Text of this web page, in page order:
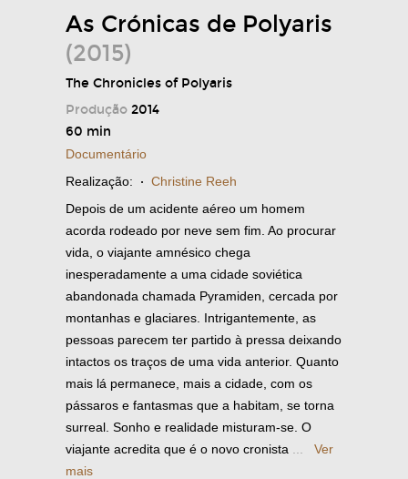
As Crónicas de Polyaris
(2015)
The Chronicles of Polyaris
Produção 2014
60 min
Documentário
Realização: · Christine Reeh
Depois de um acidente aéreo um homem
acorda rodeado por neve sem fim. Ao procurar
vida, o viajante amnésico chega
inesperadamente a uma cidade soviética
abandonada chamada Pyramiden, cercada por
montanhas e glaciares. Intrigantemente, as
pessoas parecem ter partido à pressa deixando
intactos os traços de uma vida anterior. Quanto
mais lá permanece, mais a cidade, com os
pássaros e fantasmas que a habitam, se torna
surreal. Sonho e realidade misturam-se. O
viajante acredita que é o novo cronista
Ver
mais